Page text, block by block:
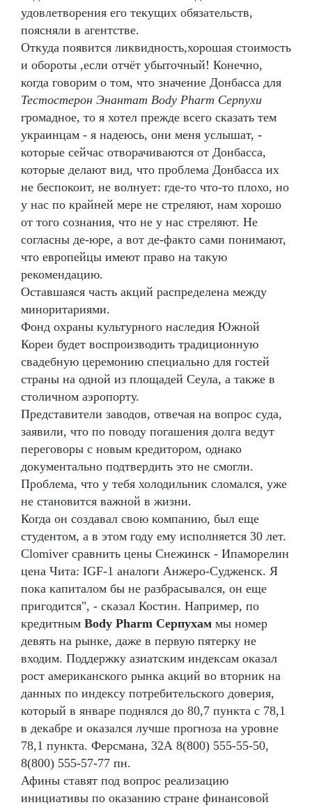
удовлетворения его текущих обязательств,
поясняли в агентстве.
Откуда появится ликвидность,хорошая стоимость
и обороты ,если отчёт убыточный! Конечно,
когда говорим о том, что значение Донбасса для
Тестостерон Энантат Body Pharm Серпухи
громадное, то я хотел прежде всего сказать тем
украинцам - я надеюсь, они меня услышат, -
которые сейчас отворачиваются от Донбасса,
которые делают вид, что проблема Донбасса их
не беспокоит, не волнует: где-то что-то плохо, но
у нас по крайней мере не стреляют, нам хорошо
от того сознания, что не у нас стреляют. Не
согласны де-юре, а вот де-факто сами понимают,
что европейцы имеют право на такую
рекомендацию.
Оставшаяся часть акций распределена между
миноритариями.
Фонд охраны культурного наследия Южной
Кореи будет воспроизводить традиционную
свадебную церемонию специально для гостей
страны на одной из площадей Сеула, а также в
столичном аэропорту.
Представители заводов, отвечая на вопрос суда,
заявили, что по поводу погашения долга ведут
переговоры с новым кредитором, однако
документально подтвердить это не смогли.
Проблема, что у тебя холодильник сломался, уже
не становится важной в жизни.
Когда он создавал свою компанию, был еще
студентом, а в этом году ему исполняется 30 лет.
Clomiver сравнить цены Снежинск - Ипаморелин
цена Чита: IGF-1 аналоги Анжеро-Судженск. Я
пока капиталом бы не разбрасывался, он еще
пригодится", - сказал Костин. Например, по
кредитным Body Pharm Серпухам мы номер
девять на рынке, даже в первую пятерку не
входим. Поддержку азиатским индексам оказал
рост американского рынка акций во вторник на
данных по индексу потребительского доверия,
который в январе поднялся до 80,7 пункта с 78,1
в декабре и оказался лучше прогноза на уровне
78,1 пункта. Ферсмана, 32А 8(800) 555-55-50,
8(800) 555-57-77 пн.
Афины ставят под вопрос реализацию
инициативы по оказанию стране финансовой